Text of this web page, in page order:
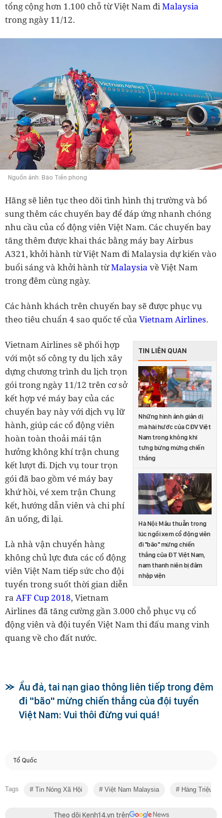
tổng cộng hơn 1.100 chỗ từ Việt Nam điMalaysia
trong ngày 11/12.
Nguồn ảnh: Báo Tiền phong
Hãng sẽ liên tục theo dõi tình hình thị trường và bổ
sung thêm các chuyến bay để đáp ứng nhanh chóng
nhu cầu của cổ động viên Việt Nam. Các chuyến bay
tăng thêm được khai thác bằng máy bay Airbus
A321, khởi hành từ Việt Nam đi Malaysia dự kiến vào
buổi sáng và khởi hành từMalaysia về Việt Nam
trong đêm cùng ngày.
Các hành khách trên chuyến bay sẽ được phục vụ
theo tiêu chuẩn 4 sao quốc tế của Vietnam Airlines.
TIN LIÊN QUAN
Những hình ảnh giản dị
mà hài hước của CĐV Việt
Nam trong không khí
tưng bừng mừng chiến
thắng
Hà Nội: Mâu thuẫn trong
lúc ngồi xem cổ động viên
đi "bão" mừng chiến
thắng của ĐT Việt Nam,
nam thanh niên bị đâm
nhập viện
Vietnam Airlines sẽ phối hợp
với một số công ty du lịch xây
dựng chương trình du lịch trọn
gói trong ngày 11/12 trên cơ sở
kết hợp vé máy bay của các
chuyến bay này với dịch vụ lữ
hành, giúp các cổ động viên
hoàn toàn thoải mái tận
hưởng không khí trận chung
kết lượt đi. Dịch vụ tour trọn
gói đã bao gồm vé máy bay
khứ hồi, vé xem trận Chung
kết, hướng dẫn viên và chi phí
ăn uống, đi lại.
Là nhà vận chuyển hàng
không chủ lực đưa các cổ động
viên Việt Nam tiếp sức cho đội
tuyển trong suốt thời gian diễn
ra AFF Cup 2018, Vietnam
Airlines đã tăng cường gần 3.000 chỗ phục vụ cổ
động viên và đội tuyển Việt Nam thi đấu mang vinh
quang về cho đất nước.
Ẩu đả, tai nạn giao thông liên tiếp trong đêm
đi "bão" mừng chiến thắng của đội tuyển
Việt Nam: Vui thôi đừng vui quá!
Tổ Quốc
Tags Tin Nóng Xã Hội Việt Nam Malaysia Hàng Triệu
Theo dõi Kenh14.vn trên